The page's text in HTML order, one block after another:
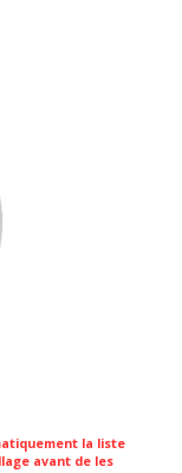
la liste
avant de les